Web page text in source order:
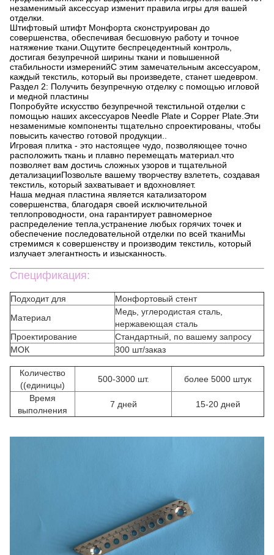
незаменимый аксессуар изменит правила игры для вашей
отделки.
Штифтовый штифт Монфорта сконструирован до
совершенства, обеспечивая бесшовную работу и точное
натяжение ткани.Ощутите беспрецедентный контроль,
достигая безупречной ширины ткани и повышенной
стабильности измеренийС этим замечательным аксессуаром,
каждый текстиль, который вы произведете, станет шедевром.
Раздел 2: Получить безупречную отделку с помощью игловой
и медной пластины
Попробуйте искусство безупречной текстильной отделки с
помощью наших аксессуаров Needle Plate и Copper Plate.Эти
незаменимые компоненты тщательно спроектированы, чтобы
повысить качество готовой продукции..
Игровая плитка - это настоящее чудо, позволяющее точно
расположить ткань и плавно перемещать материал.что
позволяет вам достичь сложных узоров и тщательной
детализацииПозвольте вашему творчеству взлететь, создавая
текстиль, который захватывает и вдохновляет.
Наша медная пластина является катализатором
совершенства, благодаря своей исключительной
теплопроводности, она гарантирует равномерное
распределение тепла,устранение любых горячих точек и
обеспечение последовательной отделки по всей тканиМы
стремимся к совершенству и производим текстиль, который
излучает элегантность и изысканность.
Спецификация:
Подходит для
Монфортовый стент
Материал
Медь, углеродистая сталь,
нержавеющая сталь
Проектирование
Стандартный, по вашему запросу
МОК
300 шт/заказ
Количество
((единицы)
500-3000 шт.
более 5000 штук
Время
выполнения
7 дней 15-20 дней